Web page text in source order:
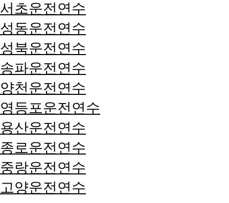
서초운전연수
성동운전연수
성북운전연수
송파운전연수
양천운전연수
영등포운전연수
용산운전연수
종로운전연수
중랑운전연수
고양운전연수